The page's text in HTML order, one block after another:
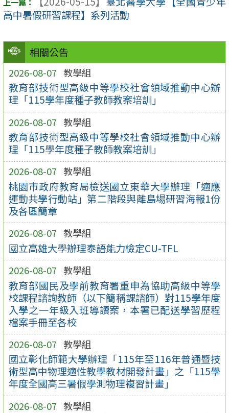
相關公告
2026-08-07 教學組
教育部技術型高級中等學校社會領域推動中心辦
理「115學年度種子教師教案培訓」
2026-08-07 教學組
教育部技術型高級中等學校社會領域推動中心辦
理「115學年度種子教師教案培訓」
2026-08-07 教學組
桃園市政府教育局檢送國立東華大學辦理「適應
運動共學行動站」第二階段與離島場研習海報1份
及各區簡章
2026-08-07 教學組
國立高雄大學辦理泰語能力檢定CU-TFL
2026-08-07 教學組
教育部國民及學前教育署重申為協助高級中等學
校課程諮詢教師（以下簡稱課諮師）對115學年度
入學之一年級入班導讀案，本署已配送學習歷程
檔案手冊至各校
2026-08-07 教學組
國立彰化師範大學辦理「115年至116年普通暨技
術型高中物理適性教學教材開發計畫」之「115學
年度全國高三暑假學測物理複習計畫」
2026-08-07 教學組
高中暑假研習課程】系列活動